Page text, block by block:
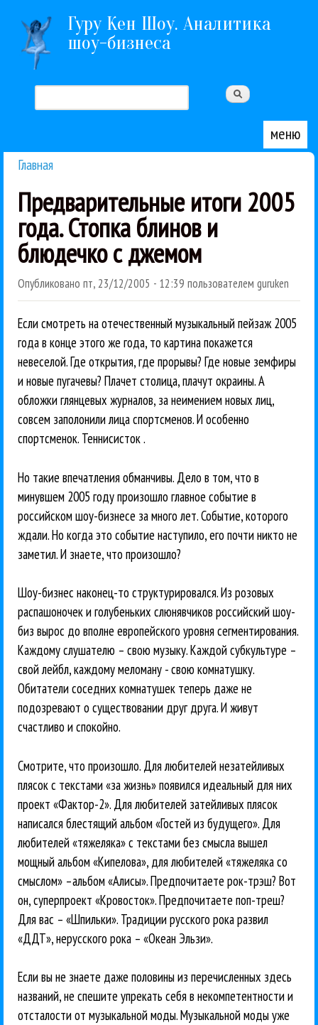
Перейти к основному содержанию
Гуру Кен Шоу. Аналитика
шоу-бизнеса
Форма поиска
меню
Главная
Предварительные итоги 2005
года. Стопка блинов и
блюдечко с джемом
Опубликовано пт, 23/12/2005 - 12:39 пользователем guruken
Если смотреть на отечественный музыкальный пейзаж 2005
года в конце этого же года, то картина покажется
невеселой. Где открытия, где прорывы? Где новые земфиры
и новые пугачевы? Плачет столица, плачут окраины. А
обложки глянцевых журналов, за неимением новых лиц,
совсем заполонили лица спортсменов. И особенно
спортсменок. Теннисисток .
Но такие впечатления обманчивы. Дело в том, что в
минувшем 2005 году произошло главное событие в
российском шоу-бизнесе за много лет. Событие, которого
ждали. Но когда это событие наступило, его почти никто не
заметил. И знаете, что произошло?
Шоу-бизнес наконец-то структурировался. Из розовых
распашоночек и голубеньких слюнявчиков российский шоу-
биз вырос до вполне европейского уровня сегментирования.
Каждому слушателю – свою музыку. Каждой субкультуре –
свой лейбл, каждому меломану - свою комнатушку.
Обитатели соседних комнатушек теперь даже не
подозревают о существовании друг друга. И живут
счастливо и спокойно.
Смотрите, что произошло. Для любителей незатейливых
плясок с текстами «за жизнь» появился идеальный для них
проект «Фактор-2». Для любителей затейливых плясок
написался блестящий альбом «Гостей из будущего». Для
любителей «тяжеляка» с текстами без смысла вышел
мощный альбом «Кипелова», для любителей «тяжеляка со
смыслом» –альбом «Алисы». Предпочитаете рок-трэш? Вот
он, суперпроект «Кровосток». Предпочитаете поп-треш?
Для вас – «Шпильки». Традиции русского рока развил
«ДДТ», нерусского рока – «Океан Эльзи».
Если вы не знаете даже половины из перечисленных здесь
названий, не спешите упрекать себя в некомпетентности и
отсталости от музыкальной моды. Музыкальной моды уже